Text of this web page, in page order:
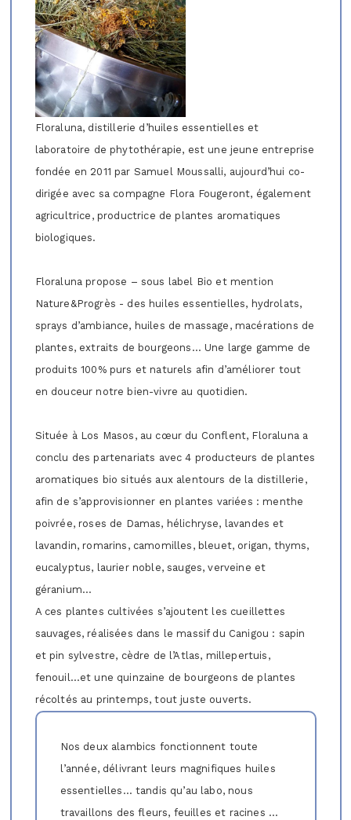
Floraluna, distillerie d’huiles essentielles et
laboratoire de phytothérapie, est une jeune entreprise
fondée en 2011 par Samuel Moussalli, aujourd’hui co-
dirigée avec sa compagne Flora Fougeront, également
agricultrice, productrice de plantes aromatiques
biologiques.
Floraluna propose – sous label Bio et mention
Nature&Progrès - des huiles essentielles, hydrolats,
sprays d’ambiance, huiles de massage, macérations de
plantes, extraits de bourgeons… Une large gamme de
produits 100% purs et naturels afin d’améliorer tout
en douceur notre bien-vivre au quotidien.
Située à Los Masos, au cœur du Conflent, Floraluna a
conclu des partenariats avec 4 producteurs de plantes
aromatiques bio situés aux alentours de la distillerie,
afin de s’approvisionner en plantes variées : menthe
poivrée, roses de Damas, hélichryse, lavandes et
lavandin, romarins, camomilles, bleuet, origan, thyms,
eucalyptus, laurier noble, sauges, verveine et
géranium…
A ces plantes cultivées s’ajoutent les cueillettes
sauvages, réalisées dans le massif du Canigou : sapin
et pin sylvestre, cèdre de l’Atlas, millepertuis,
fenouil…et une quinzaine de bourgeons de plantes
récoltés au printemps, tout juste ouverts.
Nos deux alambics fonctionnent toute
l’année, délivrant leurs magnifiques huiles
essentielles… tandis qu’au labo, nous
travaillons des fleurs, feuilles et racines …